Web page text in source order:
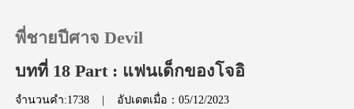
พี่ชายปีศาจ Devil
บทที่ 18 Part : แฟนเด็กของโจอิ
จำนวนคำ:1738 | อัปเดตเมื่อ：05/12/2023